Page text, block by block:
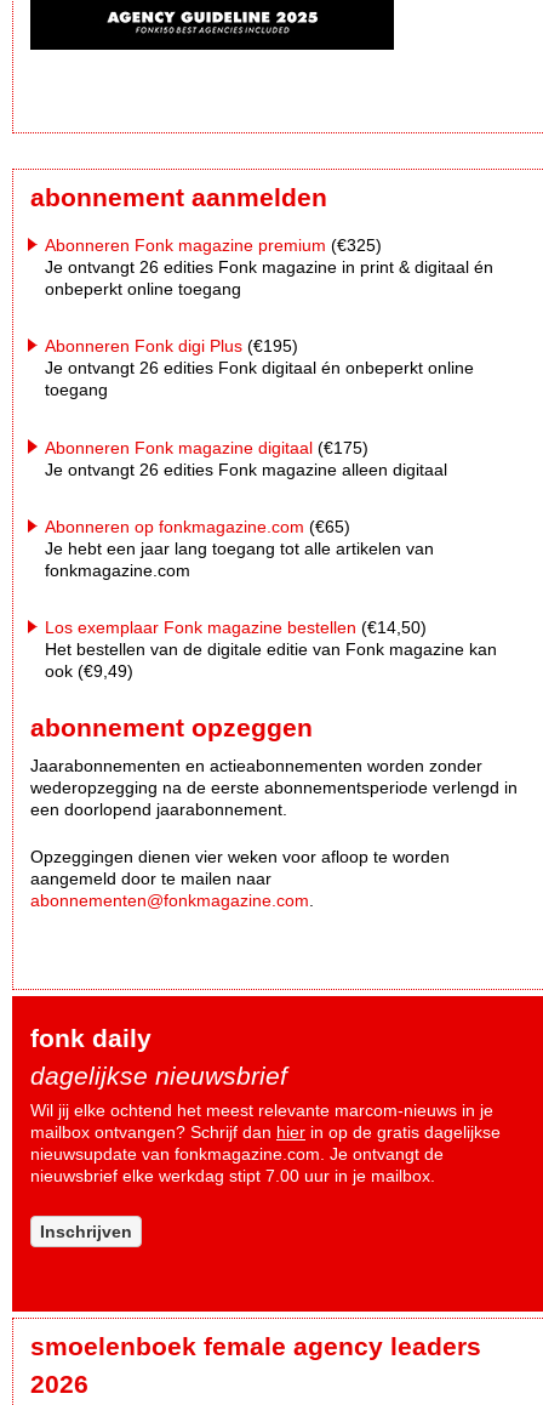
abonnement aanmelden
Abonneren Fonk magazine premium (€325)
Je ontvangt 26 edities Fonk magazine in print & digitaal én
onbeperkt online toegang
Abonneren Fonk digi Plus (€195)
Je ontvangt 26 edities Fonk digitaal én onbeperkt online
toegang
Abonneren Fonk magazine digitaal (€175)
Je ontvangt 26 edities Fonk magazine alleen digitaal
Abonneren op fonkmagazine.com (€65)
Je hebt een jaar lang toegang tot alle artikelen van
fonkmagazine.com
Los exemplaar Fonk magazine bestellen (€14,50)
Het bestellen van de digitale editie van Fonk magazine kan
ook (€9,49)
abonnement opzeggen
Jaarabonnementen en actieabonnementen worden zonder
wederopzegging na de eerste abonnementsperiode verlengd in
een doorlopend jaarabonnement.
Opzeggingen dienen vier weken voor afloop te worden
aangemeld door te mailen naar
abonnementen@fonkmagazine.com
fonk daily
dagelijkse nieuwsbrief
Wil jij elke ochtend het meest relevante marcom-nieuws in je
mailbox ontvangen? Schrijf dan hier in op de gratis dagelijkse
nieuwsupdate van fonkmagazine.com. Je ontvangt de
nieuwsbrief elke werkdag stipt 7.00 uur in je mailbox.
Inschrijven
smoelenboek female agency leaders
2026